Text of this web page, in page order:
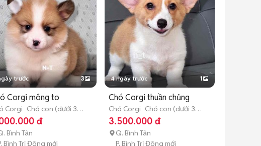
trước 3
Corgi mông to
Corgi Chó con (dưới 3
tuổi)
đ
Bình Tân
Bình Trị Đông mới
4 ngày trước 1
Chó Corgi thuần chủng
Chó Corgi Chó con (dưới 3
tháng tuổi)
3.500.000 đ
Q. Bình Tân
P. Bình Trị Đông mới